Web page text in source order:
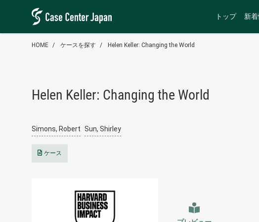
トップ 新
HOME ケースを探す Helen Keller: Changing the World
Helen Keller: Changing the World
Simons, Robert Sun, Shirley
ケース